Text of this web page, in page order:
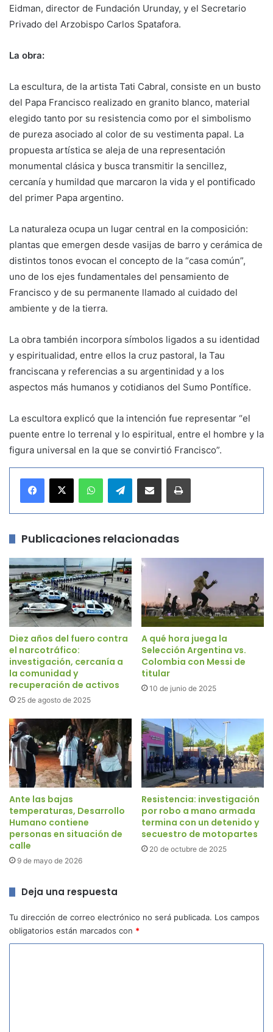
Eidman, director de Fundación Urunday, y el Secretario
Privado del Arzobispo Carlos Spatafora.
La obra:
La escultura, de la artista Tati Cabral, consiste en un busto
del Papa Francisco realizado en granito blanco, material
elegido tanto por su resistencia como por el simbolismo
de pureza asociado al color de su vestimenta papal. La
propuesta artística se aleja de una representación
monumental clásica y busca transmitir la sencillez,
cercanía y humildad que marcaron la vida y el pontificado
del primer Papa argentino.
La naturaleza ocupa un lugar central en la composición:
plantas que emergen desde vasijas de barro y cerámica de
distintos tonos evocan el concepto de la “casa común”,
uno de los ejes fundamentales del pensamiento de
Francisco y de su permanente llamado al cuidado del
ambiente y de la tierra.
La obra también incorpora símbolos ligados a su identidad
y espiritualidad, entre ellos la cruz pastoral, la Tau
franciscana y referencias a su argentinidad y a los
aspectos más humanos y cotidianos del Sumo Pontífice.
La escultora explicó que la intención fue representar “el
puente entre lo terrenal y lo espiritual, entre el hombre y la
figura universal en la que se convirtió Francisco”.
Telegram
Publicaciones relacionadas
Diez años del fuero contra
el narcotráfico:
investigación, cercanía a
la comunidad y
recuperación de activos
25 de agosto de 2025
A qué hora juega la
Selección Argentina vs.
Colombia con Messi de
titular
10 de junio de 2025
Ante las bajas
temperaturas, Desarrollo
Humano contiene
personas en situación de
calle
9 de mayo de 2026
Resistencia: investigación
por robo a mano armada
termina con un detenido y
secuestro de motopartes
20 de octubre de 2025
Deja una respuesta
Tu dirección de correo electrónico no será publicada. Los campos
obligatorios están marcados con *